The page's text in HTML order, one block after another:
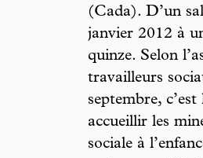
(Cada). D’un
janvier 2012 à
quinze. Selon
travailleurs
septembre,
accueillir les
sociale à